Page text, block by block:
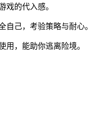
戏的代入感。
自己，考验策略与耐心。
用，能助你逃离险境。